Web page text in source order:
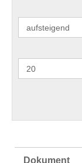
Dokument